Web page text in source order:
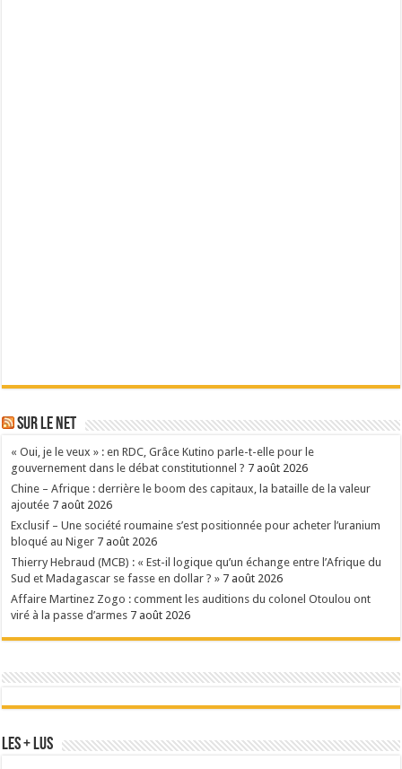
Sur le Net
« Oui, je le veux » : en RDC, Grâce Kutino parle-t-elle pour le
gouvernement dans le débat constitutionnel ? 7 août 2026
Chine – Afrique : derrière le boom des capitaux, la bataille de la valeur
ajoutée 7 août 2026
Exclusif – Une société roumaine s’est positionnée pour acheter l’uranium
bloqué au Niger 7 août 2026
Thierry Hebraud (MCB) : « Est-il logique qu’un échange entre l’Afrique du
Sud et Madagascar se fasse en dollar ? » 7 août 2026
Affaire Martinez Zogo : comment les auditions du colonel Otoulou ont
viré à la passe d’armes 7 août 2026
Les + Lus